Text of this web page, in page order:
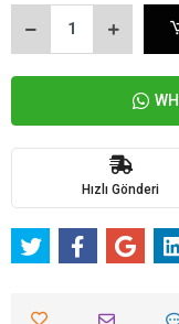
Hızlı Gönderi